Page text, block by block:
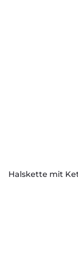
Halskette mit